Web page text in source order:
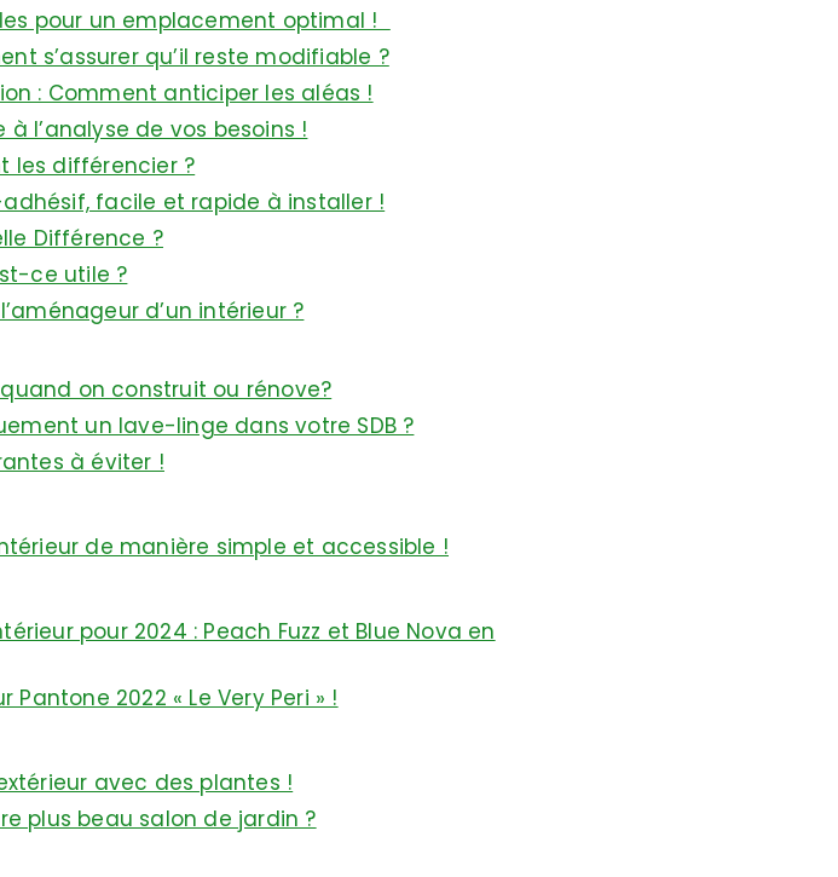
pour un emplacement optimal !
s’assurer qu’il reste modifiable ?
: Comment anticiper les aléas !
l’analyse de vos besoins !
les différencier ?
facile et rapide à installer !
Différence ?
ce utile ?
d’un intérieur ?
on construit ou rénove?
un lave-linge dans votre SDB ?
à éviter !
de manière simple et accessible !
pour 2024 : Peach Fuzz et Blue Nova en
2022 « Le Very Peri » !
avec des plantes !
plus beau salon de jardin ?